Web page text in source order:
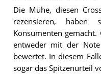
Die Mühe, diesen
rezensieren,
Konsumenten
entweder mit der
bewertet. In diesem
sogar das Spitzenurteil